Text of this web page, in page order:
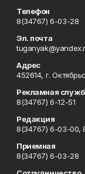
Телефон
8(34767) 6-03-28
Эл. почта
Адрес
452614, г.
Рекламная
8(34767) 6-12-51
Редакция
8(34767) 6-03-00,
Приемная
8(34767) 6-03-28